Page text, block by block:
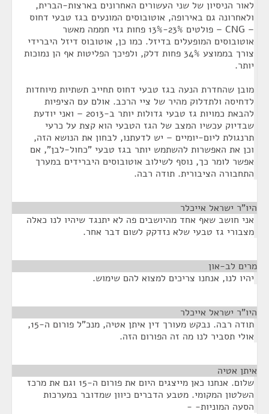
לאור הניסיון של שני העשורים האחרונים בארצות-הברית,
ולאחרונה גם באירופה, אוטובוסים המונעים בגז טבעי דחוס
– CNG – פולטים 23%-13% פחות גזי חממה מאשר
אוטובוסים המופעלים בדיזל. כמו כן, אוטובוס דיזל היברידי
צורך בממוצע 34% פחות דלק, ולפיכך הפליטות אף הן נמוכות
יותר.
מובן שהחדרת הנעה בגז טבעי דחוס תחייב תשתיות מיוחדות
לדחיסה ולתדלוק מהיר של ציי הרכב. אולם עם הציפיות
להבאת כמויות גז טבעי גדולות יותר ב-2013 – ואני יודעת
שבדיוק עכשיו המצב של הגז הטבעי הוא קצת על כרעי
תרנגולת ליום-יומיים – יש לדעתנו, לבחון את הנושא הזה,
וכן את האפשרות להשתמש יותר בגז טבעי "כחול-לבן", אם
אפשר לומר כך, נוסף לשילוב אוטובוסים היברידים במערך
התחבורה הציבורית. תודה רבה.
היו"ר ישראל אייכלר
אני חושב שאף אחד מהיושבים פה לא יתנגד שיהיו לנו כאלה
מצבורי גז טבעי שלא נזדקק לשום דבר אחר.
מרים לב-און
יהיו לנו, אנחנו צריכים למצוא להם שימוש.
היו"ר ישראל אייכלר
תודה רבה. נבקש מעורך דין איתן אטיה, מנכ"ל פורום ה-15,
אולי תסביר לנו מה זה הפורום הזה.
איתן אטיה
שלום. אנחנו כאן מייצגים היום את פורום ה-15 וגם את מרכז
השלטון המקומי. מטבע הדברים כיוון שמדובר במערכות
הסעה המוניות- -